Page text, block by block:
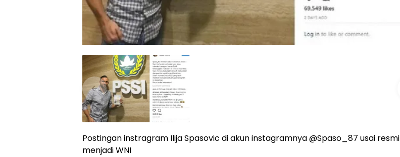
Postingan instragram Ilija Spasovic di akun instagramnya @Spaso_87 usai resmi
menjadi WNI